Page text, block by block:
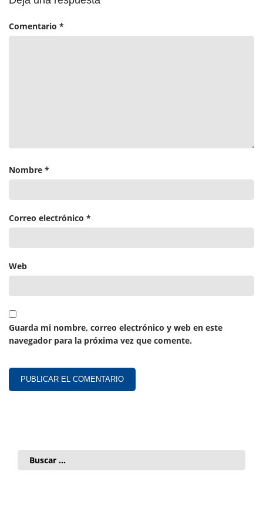
Comentario *
Nombre *
Correo electrónico *
Web
Guarda mi nombre, correo electrónico y web en este
navegador para la próxima vez que comente.
Buscar: